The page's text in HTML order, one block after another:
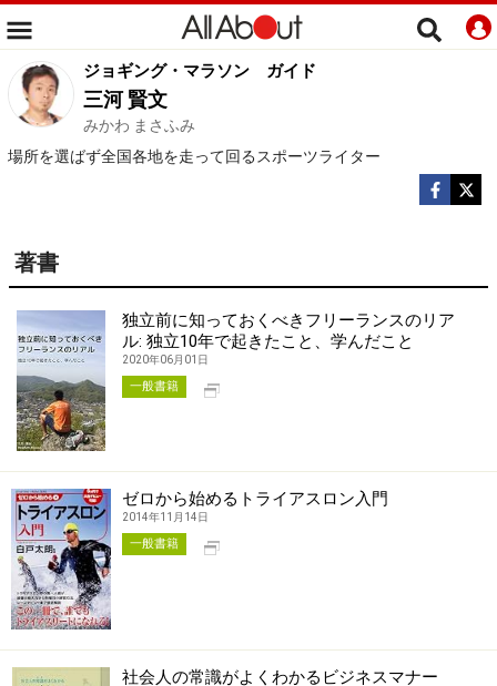
ジョギング・マラソン ガイド
三河 賢文
みかわ まさふみ
場所を選ばず全国各地を走って回るスポーツライター
著書
独立前に知っておくべきフリーランスのリア
ル: 独立10年で起きたこと、学んだこと
2020年06月01日
一般書籍
ゼロから始めるトライアスロン入門
2014年11月14日
一般書籍
社会人の常識がよくわかるビジネスマナー